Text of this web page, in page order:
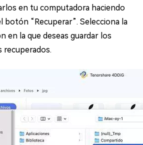
en tu computadora haciendo
botón “Recuperar”. Selecciona la
en la que deseas guardar los
recuperados.